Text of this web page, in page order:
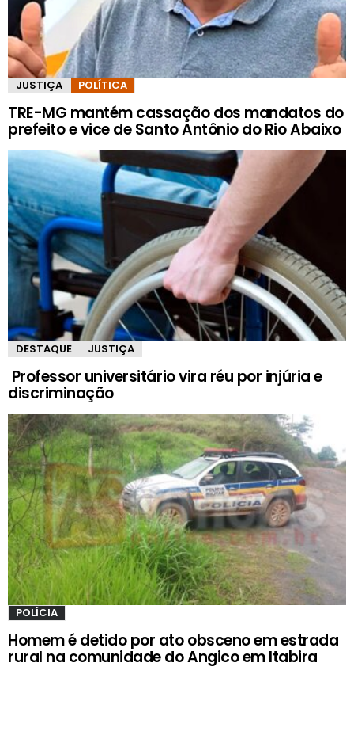
JUSTIÇA POLÍTICA
TRE-MG mantém cassação dos mandatos do
prefeito e vice de Santo Antônio do Rio Abaixo
DESTAQUE JUSTIÇA
Professor universitário vira réu por injúria e
discriminação
POLÍCIA
Homem é detido por ato obsceno em estrada
rural na comunidade do Angico em Itabira